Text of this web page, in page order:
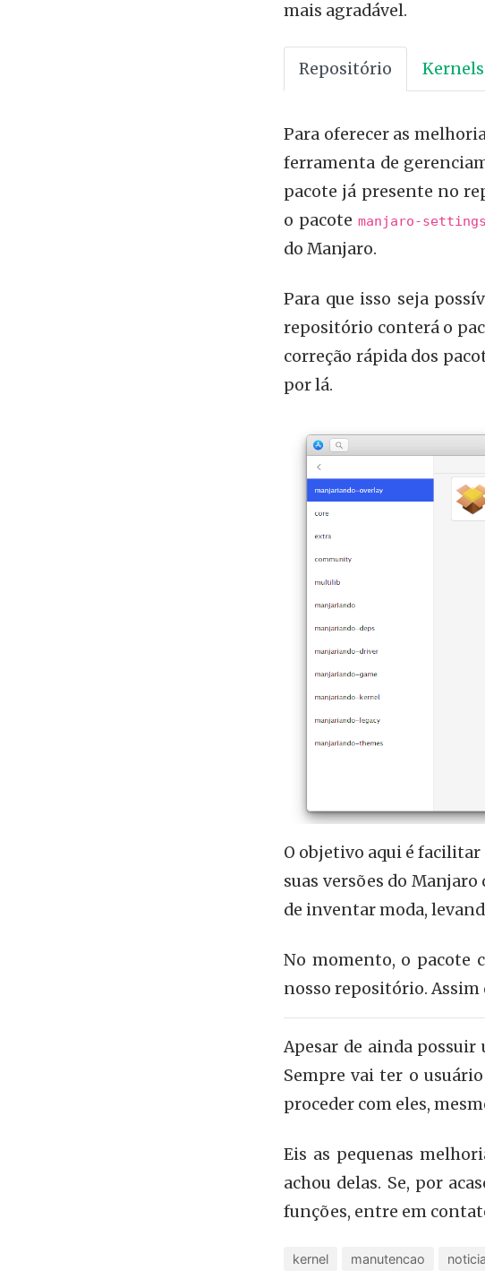
mais agradável.
Repositório Kernels
Para oferecer as
ferramenta de
pacote já presente no
o pacotemanjaro-
do Manjaro.
Para que isso seja
repositório conterá o
correção rápida dos
por lá.
O objetivo aqui é facilitar
suas versões do
de inventar moda,
No momento, o pacote
nosso repositório. Assim
Apesar de ainda
Sempre vai ter o
proceder com eles,
Eis as pequenas
achou delas. Se, por
funções, entre em
kernel manutencao